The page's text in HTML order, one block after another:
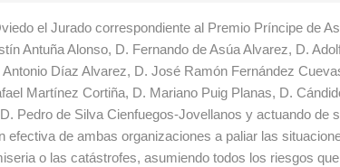
el Jurado correspondiente al Premio Príncipe de
Antuña Alonso, D. Fernando de Asúa Alvarez, D.
Díaz Alvarez, D. José Ramón Fernández
Martínez Cortiña, D. Mariano Puig Planas, D.
Pedro de Silva Cienfuegos-Jovellanos y actuando
efectiva de ambas organizaciones a paliar las
o las catástrofes, asumiendo todos los riesgos